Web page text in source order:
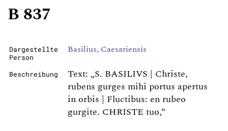
B 837
Dargestellte
Person
Basilius, Caesariensis
Beschreibung
Text: „S. BASILIVS | Christe,
rubens gurges mihi portus apertus
in orbis | Fluctibus: en rubeo
gurgite. CHRISTE tuo,“